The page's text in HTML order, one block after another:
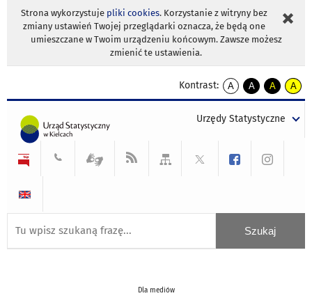
Strona wykorzystuje pliki cookies. Korzystanie z witryny bez
zmiany ustawień Twojej przeglądarki oznacza, że będą one
umieszczane w Twoim urządzeniu końcowym. Zawsze możesz
zmienić te ustawienia.
Kontrast:
A
kontrast
A
kontrast
tekst
czarnym
A
kontrast
tekst
czarnym
A
tekst
żółtym
Urzędy Statystyczne
Dla mediów